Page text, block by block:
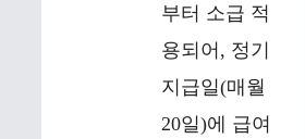
부터 소급 적
용되어, 정기
지급일(매월
20일)에 급여